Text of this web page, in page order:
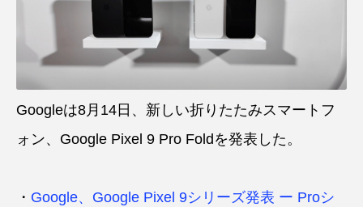
Googleは8月14日、新しい折りたたみスマートフ
ォン、Google Pixel 9 Pro Foldを発表した。
・ Google、Google Pixel 9シリーズ発表 ー Proシ